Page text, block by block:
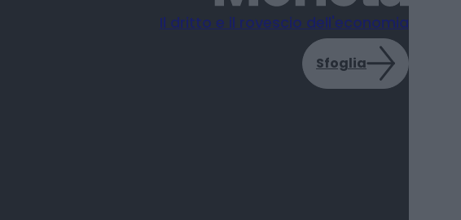
Il dritto e il rovescio dell'economia